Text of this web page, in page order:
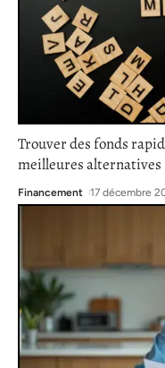
Trouver des fonds
meilleures alternatives
Financement 17 décembre